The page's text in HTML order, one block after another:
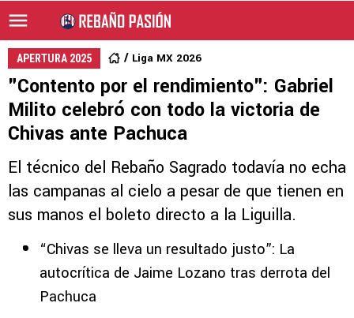
APERTURA 2025 Liga MX 2026
"Contento por el rendimiento": Gabriel
Milito celebró con todo la victoria de
Chivas ante Pachuca
El técnico del Rebaño Sagrado todavía no echa
las campanas al cielo a pesar de que tienen en
sus manos el boleto directo a la Liguilla.
“Chivas se lleva un resultado justo”: La
autocrítica de Jaime Lozano tras derrota del
Pachuca